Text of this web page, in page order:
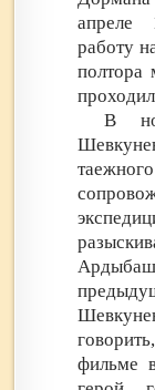
апреле
работу
полтора
В
фильме